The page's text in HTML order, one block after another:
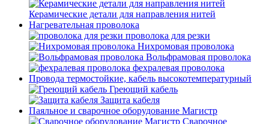
Керамические детали для направления нитей
Нагревательная проволока
проволока для резки
Нихромовая проволока
Вольфрамовая проволока
фехралевая проволока
Провода термостойкие, кабель высокотемпературный
Греющий кабель
Защита кабеля
Паяльное и сварочное оборудование Магистр
Сварочное